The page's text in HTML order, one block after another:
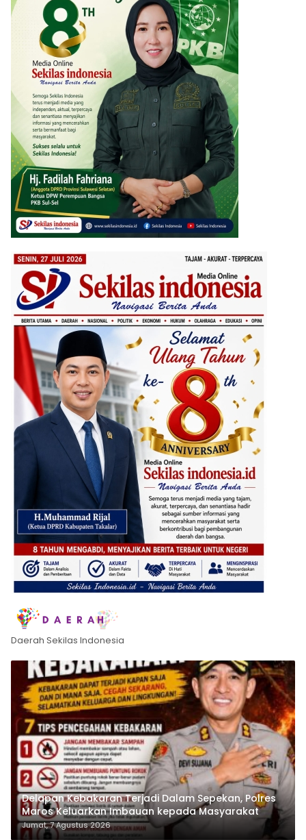
Daerah Sekilas Indonesia
Delapan Kebakaran Terjadi Dalam Sepekan, Polres
Maros Keluarkan Imbauan kepada Masyarakat
Jumat, 7 Agustus 2026